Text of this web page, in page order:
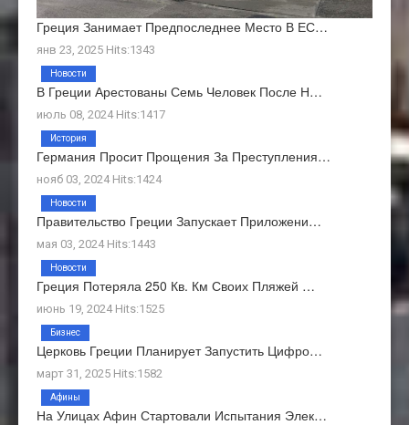
Греция Занимает Предпоследнее Место В ЕС…
янв 23, 2025 Hits:1343
В Греции Арестованы Семь Человек После Н…
июль 08, 2024 Hits:1417
Новости
Германия Просит Прощения За Преступления…
нояб 03, 2024 Hits:1424
История
Правительство Греции Запускает Приложени…
мая 03, 2024 Hits:1443
Новости
Греция Потеряла 250 Кв. Км Своих Пляжей …
июнь 19, 2024 Hits:1525
Новости
Церковь Греции Планирует Запустить Цифро…
март 31, 2025 Hits:1582
Бизнес
На Улицах Афин Стартовали Испытания Элек…
Афины